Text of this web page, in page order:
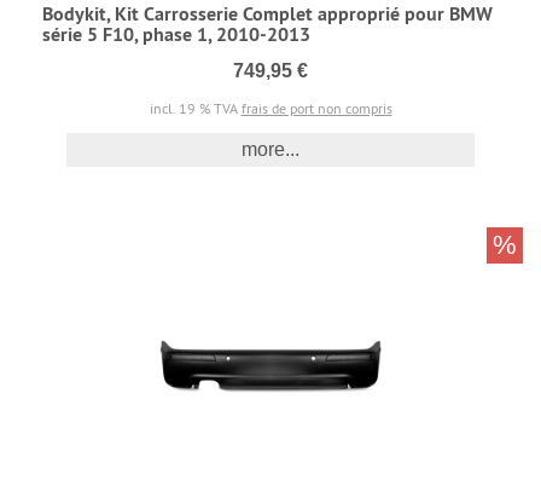
Bodykit, Kit Carrosserie Complet approprié pour BMW
série 5 F10, phase 1, 2010-2013
749,95 €
incl. 19 % TVA frais de port non compris
more...
%